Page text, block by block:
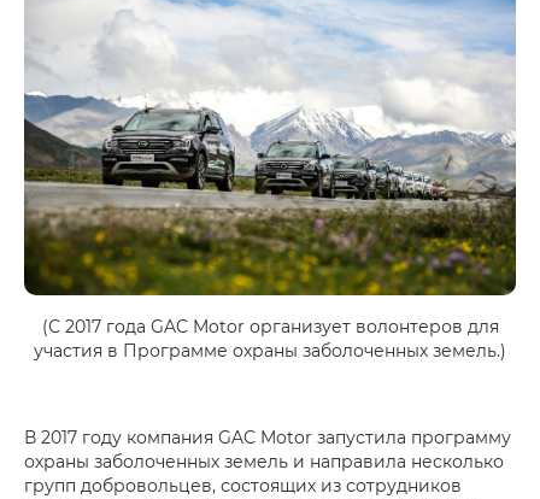
(С 2017 года GAC Motor организует волонтеров для
участия в Программе охраны заболоченных земель.)
В 2017 году компания GAC Motor запустила программу
охраны заболоченных земель и направила несколько
групп добровольцев, состоящих из сотрудников